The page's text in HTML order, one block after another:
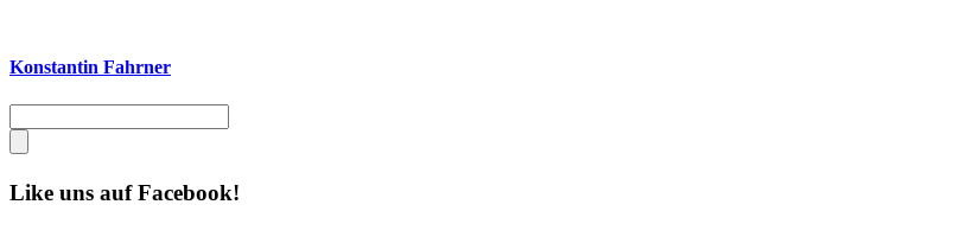
Konstantin Fahrner
Like uns auf Facebook!